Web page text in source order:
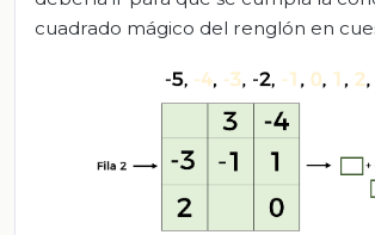
cuadrado mágico del renglón en